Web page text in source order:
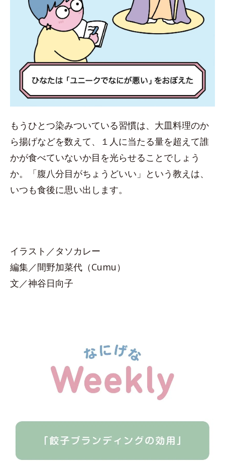
もうひとつ染みついている習慣は、大皿料理のか
ら揚げなどを数えて、１人に当たる量を超えて誰
かが食べていないか目を光らせることでしょう
か。「腹八分目がちょうどいい」という教えは、
いつも食後に思い出します。
イラスト／タソカレー
編集／間野加菜代（Cumu）
文／神谷日向子